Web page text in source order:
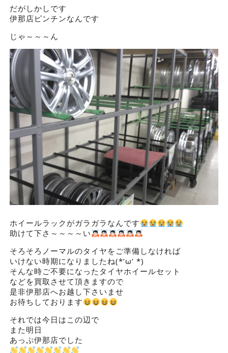
だがしかしです
伊那店ピンチンなんです
じゃ～～～ん
ホイールラックがガラガラなんです
助けて下さ～～～～い
そろそろノーマルのタイヤをご準備しなければ
いけない時期になりましたね(*‘ω‘ *)
そんな時ご不要になったタイヤホイールセット
などを買取させて頂きますので
是非伊那店へお越し下さいませ
お待ちしております
それでは今日はこの辺で
また明日
あっぷ伊那店でした